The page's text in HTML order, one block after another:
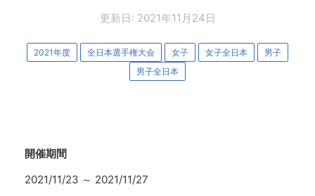
更新日: 2021年11月24日
2021年度 全日本選手権大会 女子 女子全日本
男子
男子全日本
開催期間
2021/11/23 ～ 2021/11/27